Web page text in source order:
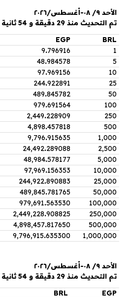
الأحد ٩/ ٠٨-أغسطس/٢٠٢٦
تم التحديث منذ 29 دقيقة و 54 ثانية
BRL
EGP
1
9.796916
5
48.984578
10
97.969156
25
244.922891
50
489.845782
100
979.691564
250
2,449.228909
500
4,898.457818
1,000
9,796.915635
2,500
24,492.289088
5,000
48,984.578177
10,000
97,969.156353
25,000
244,922.890883
50,000
489,845.781765
100,000
979,691.563530
250,000
2,449,228.908825
500,000
4,898,457.817650
1,000,000
9,796,915.635300
الأحد ٩/ ٠٨-أغسطس/٢٠٢٦
تم التحديث منذ 29 دقيقة و 54 ثانية
EGP
BRL